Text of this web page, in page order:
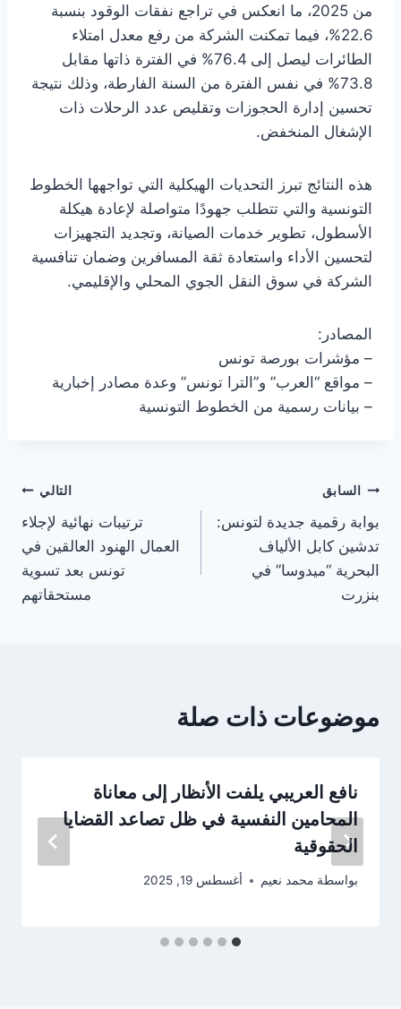
من 2025، ما انعكس في تراجع نفقات الوقود بنسبة
22.6%، فيما تمكنت الشركة من رفع معدل امتلاء
الطائرات ليصل إلى 76.4% في الفترة ذاتها مقابل
73.8% في نفس الفترة من السنة الفارطة، وذلك نتيجة
تحسين إدارة الحجوزات وتقليص عدد الرحلات ذات
الإشغال المنخفض.
هذه النتائج تبرز التحديات الهيكلية التي تواجهها الخطوط
التونسية والتي تتطلب جهودًا متواصلة لإعادة هيكلة
الأسطول، تطوير خدمات الصيانة، وتجديد التجهيزات
لتحسين الأداء واستعادة ثقة المسافرين وضمان تنافسية
الشركة في سوق النقل الجوي المحلي والإقليمي.
المصادر:
– مؤشرات بورصة تونس
– مواقع “العرب” و”الترا تونس” وعدة مصادر إخبارية
– بيانات رسمية من الخطوط التونسية
تصفّح
المقالات
السابق
بوابة رقمية جديدة لتونس:
تدشين كابل الألياف
البحرية “ميدوسا” في
بنزرت
التالي
ترتيبات نهائية لإجلاء
العمال الهنود العالقين في
تونس بعد تسوية
مستحقاتهم
موضوعات ذات صلة
نافع العريبي يلفت الأنظار إلى معاناة
المحامين النفسية في ظل تصاعد القضايا
الحقوقية
بواسطة محمد نعيم أغسطس 19, 2025